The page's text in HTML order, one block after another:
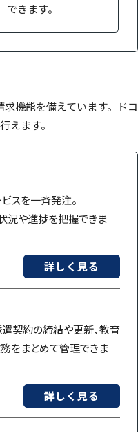
できます。
機能を備えています。ドコ
えます。
スを一斉発注。
況や進捗を把握できま
詳しく見る
契約の締結や更新、教育
をまとめて管理できま
詳しく見る